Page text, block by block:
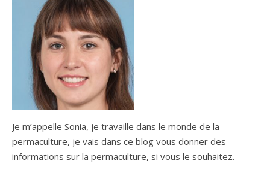
Je m’appelle Sonia, je travaille dans le monde de la
permaculture, je vais dans ce blog vous donner des
informations sur la permaculture, si vous le souhaitez.